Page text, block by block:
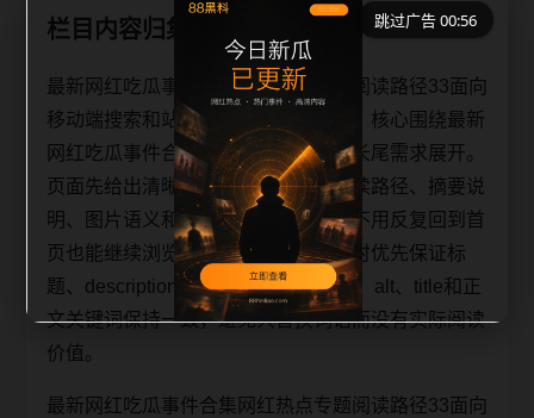
栏目内容归集
最新网红吃瓜事件合集网红热点专题阅读路径33面向
移动端搜索和站内连续阅读场景整理，核心围绕最新
网红吃瓜事件合集、网红热点和相关长尾需求展开。
页面先给出清晰主题，再补充专题阅读路径、摘要说
明、图片语义和可点击入口，让用户不用反复回到首
页也能继续浏览同类内容。每日更新时优先保证标
题、description、canonical、主题图、alt、title和正
文关键词保持一致，避免只替换词语而没有实际阅读
价值。
最新网红吃瓜事件合集网红热点专题阅读路径33面向
跳过广告 00:56